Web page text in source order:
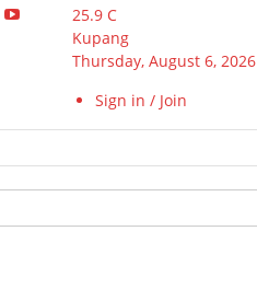
25.9 C
Kupang
Thursday, August 6, 2026
Sign in / Join